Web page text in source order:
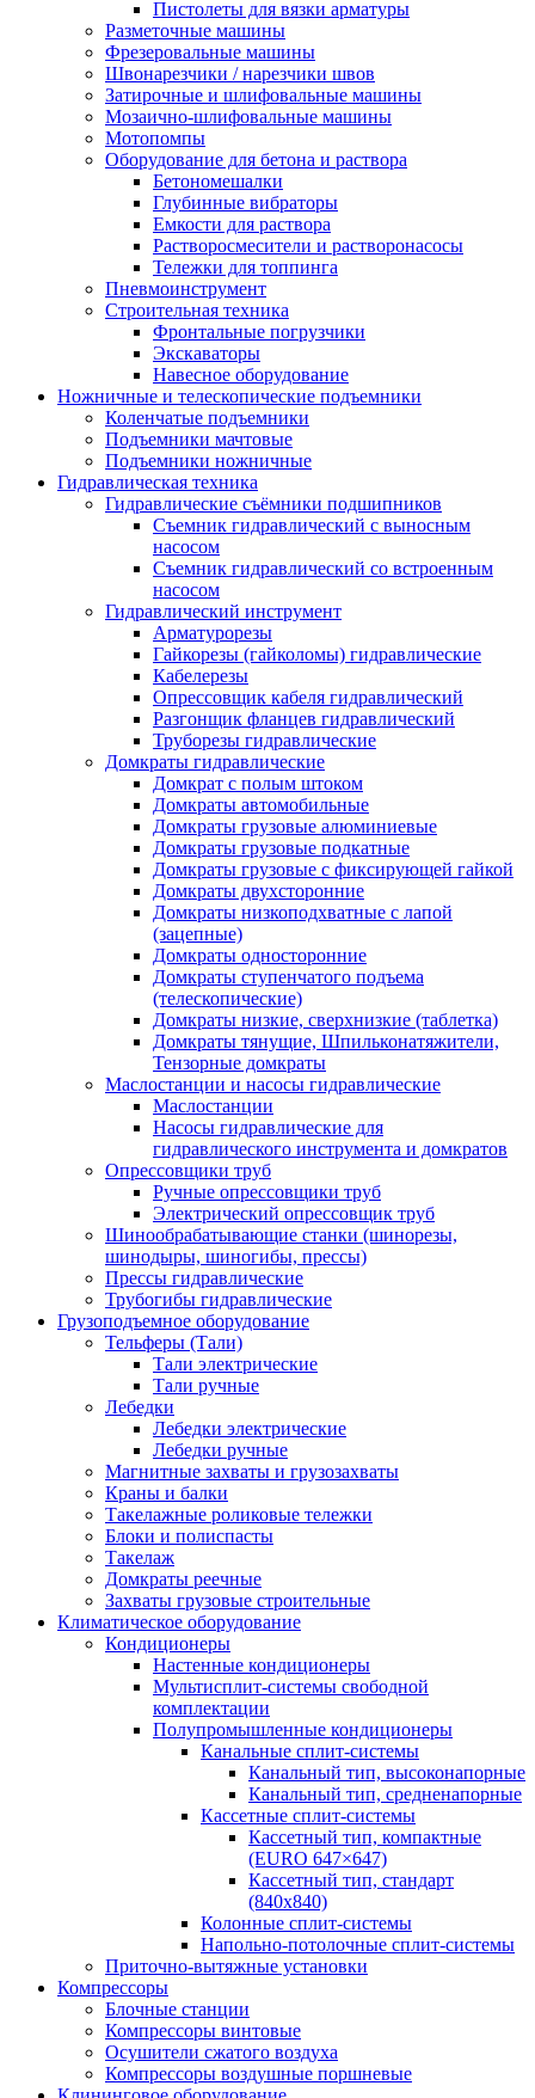
Пистолеты для вязки арматуры
Разметочные машины
Фрезеровальные машины
Швонарезчики / нарезчики швов
Затирочные и шлифовальные машины
Мозаично-шлифовальные машины
Мотопомпы
Оборудование для бетона и раствора
Бетономешалки
Глубинные вибраторы
Емкости для раствора
Растворосмесители и растворонасосы
Тележки для топпинга
Пневмоинструмент
Строительная техника
Фронтальные погрузчики
Экскаваторы
Навесное оборудование
Ножничные и телескопические подъемники
Коленчатые подъемники
Подъемники мачтовые
Подъемники ножничные
Гидравлическая техника
Гидравлические съёмники подшипников
Съемник гидравлический с выносным
насосом
Съемник гидравлический со встроенным
насосом
Гидравлический инструмент
Арматурорезы
Гайкорезы (гайколомы) гидравлические
Кабелерезы
Опрессовщик кабеля гидравлический
Разгонщик фланцев гидравлический
Труборезы гидравлические
Домкраты гидравлические
Домкрат с полым штоком
Домкраты автомобильные
Домкраты грузовые алюминиевые
Домкраты грузовые подкатные
Домкраты грузовые с фиксирующей гайкой
Домкраты двухсторонние
Домкраты низкоподхватные с лапой
(зацепные)
Домкраты односторонние
Домкраты ступенчатого подъема
(телескопические)
Домкраты низкие, сверхнизкие (таблетка)
Домкраты тянущие, Шпильконатяжители,
Тензорные домкраты
Маслостанции и насосы гидравлические
Маслостанции
Насосы гидравлические для
гидравлического инструмента и домкратов
Опрессовщики труб
Ручные опрессовщики труб
Электрический опрессовщик труб
Шинообрабатывающие станки (шинорезы,
шинодыры, шиногибы, прессы)
Прессы гидравлические
Трубогибы гидравлические
Грузоподъемное оборудование
Тельферы (Тали)
Тали электрические
Тали ручные
Лебедки
Лебедки электрические
Лебедки ручные
Магнитные захваты и грузозахваты
Краны и балки
Такелажные роликовые тележки
Блоки и полиспасты
Такелаж
Домкраты реечные
Захваты грузовые строительные
Климатическое оборудование
Кондиционеры
Настенные кондиционеры
Мультисплит-системы свободной
комплектации
Полупромышленные кондиционеры
Канальные сплит-системы
Канальный тип, высоконапорные
Канальный тип, средненапорные
Кассетные сплит-системы
Кассетный тип, компактные
(EURO 647×647)
Кассетный тип, стандарт
(840х840)
Колонные сплит-системы
Напольно-потолочные сплит-системы
Приточно-вытяжные установки
Компрессоры
Блочные станции
Компрессоры винтовые
Осушители сжатого воздуха
Компрессоры воздушные поршневые